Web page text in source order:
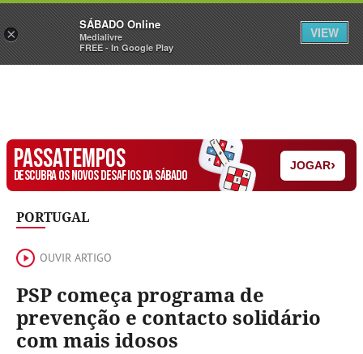
Sábado Assine Iniciar Sessão
PASSATEMPOS
DESCUBRA OS NOVOS DESAFIOS DA SÁBADO
JOGAR›
PORTUGAL
OUVIR ARTIGO
PSP começa programa de
prevenção e contacto solidário
com mais idosos
×
SÁBADO Online
Medialivre
FREE - In Google Play
VIEW